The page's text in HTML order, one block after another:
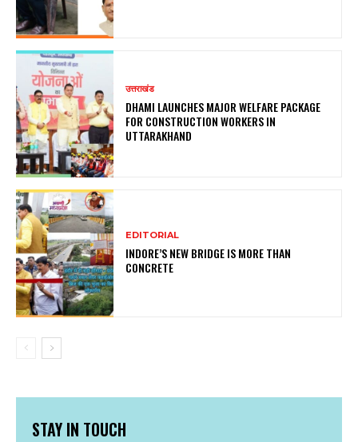
उत्तराखंड
DHAMI LAUNCHES MAJOR WELFARE PACKAGE
FOR CONSTRUCTION WORKERS IN
UTTARAKHAND
EDITORIAL
INDORE’S NEW BRIDGE IS MORE THAN
CONCRETE
STAY IN TOUCH